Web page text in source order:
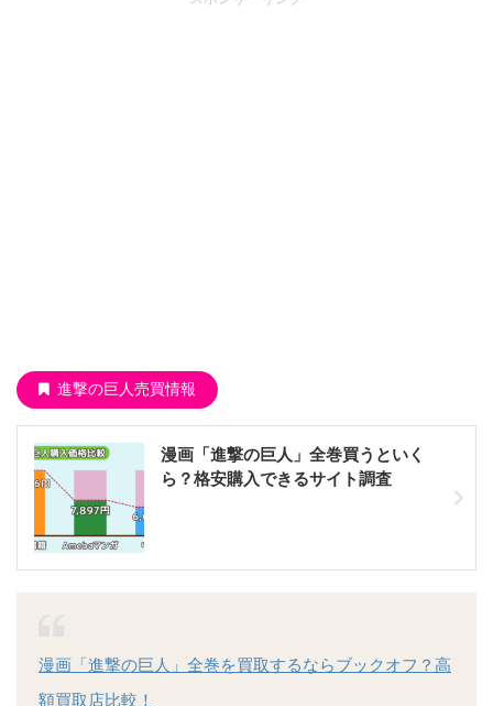
進撃の巨人売買情報
漫画「進撃の巨人」全巻買うといく
ら？格安購入できるサイト調査
漫画「進撃の巨人」全巻を買取するならブックオフ？高
額買取店比較！